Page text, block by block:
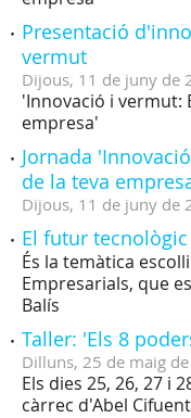
Presentació
vermut
Dijous, 11 de juny de
'Innovació i vermut:
empresa'
Jornada
de la teva
Dijous, 11 de juny de
El futur
És la temàtica
Empresarials, que
Balís
Taller: 'Els 8
Dilluns, 25 de maig de
Els dies 25, 26, 27 i
càrrec d'Abel